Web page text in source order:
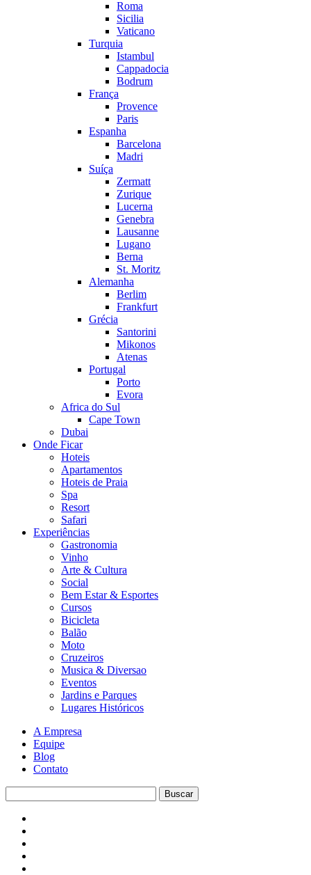
Roma
Sicilia
Vaticano
Turquia
Istambul
Cappadocia
Bodrum
França
Provence
Paris
Espanha
Barcelona
Madri
Suíça
Zermatt
Zurique
Lucerna
Genebra
Lausanne
Lugano
Berna
St. Moritz
Alemanha
Berlim
Frankfurt
Grécia
Santorini
Mikonos
Atenas
Portugal
Porto
Evora
Africa do Sul
Cape Town
Dubai
Onde Ficar
Hoteis
Apartamentos
Hoteis de Praia
Spa
Resort
Safari
Experiências
Gastronomia
Vinho
Arte & Cultura
Social
Bem Estar & Esportes
Cursos
Bicicleta
Balão
Moto
Cruzeiros
Musica & Diversao
Eventos
Jardins e Parques
Lugares Históricos
A Empresa
Equipe
Blog
Contato